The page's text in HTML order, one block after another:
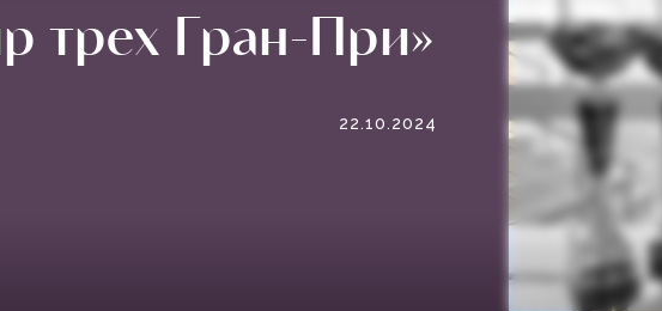
трех Гран-При»
22.10.2024